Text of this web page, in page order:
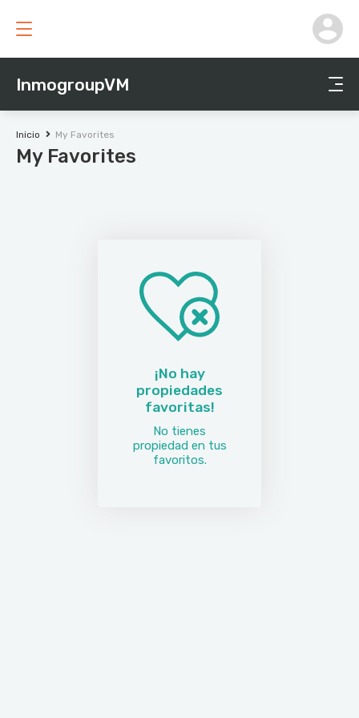
InmogroupVM
Inicio My Favorites
My Favorites
¡No hay
propiedades
favoritas!
No tienes
propiedad en tus
favoritos.